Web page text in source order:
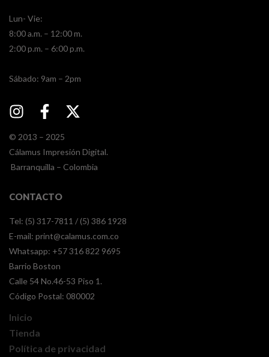
Lun- Vie:
8:00 a.m. – 12:00 m.
2:00 p.m. – 6:00 p.m.
​​Sábado: 9am – 2pm
© 2013 – 2025
Cálamus Impresión Digital.
Barranquilla – Colombia
CONTACTO
Tel: (5) 317-7811 / (5) 386 1928
E-mail: print@calamus.com.co
Whatsapp: +57 316 822 9695
Barrio Boston
Calle 54 No.46-53 Piso 1.
Código Postal: 080002
Inicio
Tienda
Política de privacidad